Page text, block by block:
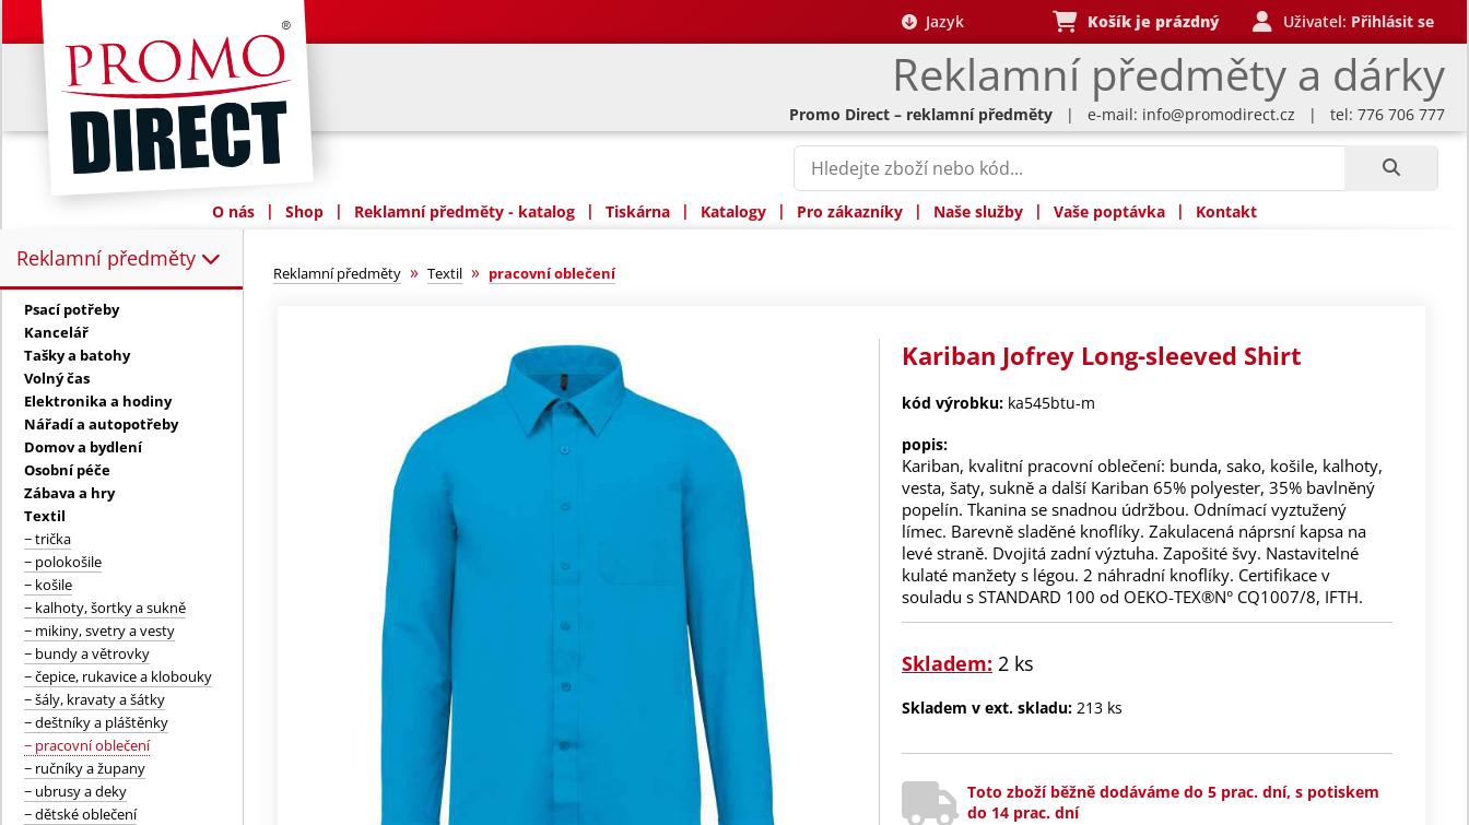
Reklamní předměty a dárky
Jazyk Košík je prázdný Uživatel: Přihlásit se
Promo Direct – reklamní předměty | e-mail: info@promodirect.cz | tel: 776 706 777
O nás | Shop | Reklamní předměty - katalog | Tiskárna | Katalogy | Pro zákazníky | Naše služby | Vaše poptávka | Kontakt
Reklamní předměty
Reklamní předměty:
Psací potřeby
Kancelář
Tašky a batohy
Volný čas
Elektronika a hodiny
Nářadí a autopotřeby
Domov a bydlení
Osobní péče
Zábava a hry
Textil
− trička
− polokošile
− košile
− kalhoty, šortky a sukně
− mikiny, svetry a vesty
− bundy a větrovky
− čepice, rukavice a klobouky
− šály, kravaty a šátky
− deštníky a pláštěnky
− pracovní oblečení
− ručníky a župany
− ubrusy a deky
− dětské oblečení
Reklamní předměty » Textil » pracovní oblečení
Kariban Jofrey Long-sleeved Shirt
kód výrobku: ka545btu-m
popis:
Kariban, kvalitní pracovní oblečení: bunda, sako, košile, kalhoty,
vesta, šaty, sukně a další Kariban 65% polyester, 35% bavlněný
popelín. Tkanina se snadnou údržbou. Odnímací vyztužený
límec. Barevně sladěné knoflíky. Zakulacená náprsní kapsa na
levé straně. Dvojitá zadní výztuha. Zapošité švy. Nastavitelné
kulaté manžety s légou. 2 náhradní knoflíky. Certifikace v
souladu s STANDARD 100 od OEKO-TEX®N° CQ1007/8, IFTH.
Skladem: 2 ks
Skladem v ext. skladu: 213 ks
Toto zboží běžně dodáváme do 5 prac. dní, s potiskem
do 14 prac. dní